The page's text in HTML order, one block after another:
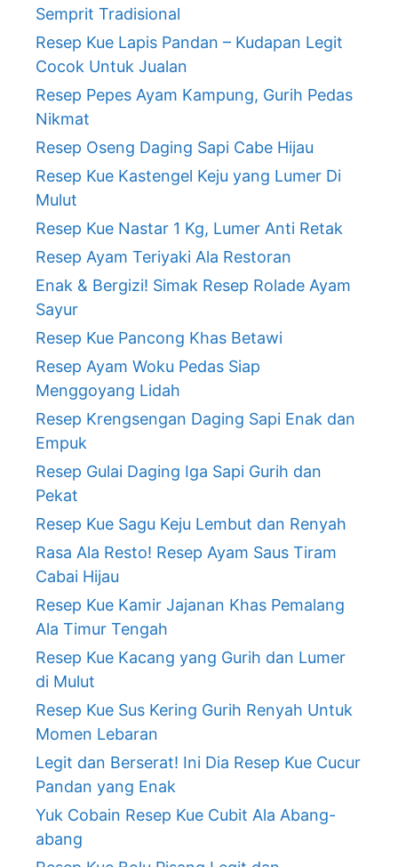
Semprit Tradisional
Resep Kue Lapis Pandan – Kudapan Legit
Cocok Untuk Jualan
Resep Pepes Ayam Kampung, Gurih Pedas
Nikmat
Resep Oseng Daging Sapi Cabe Hijau
Resep Kue Kastengel Keju yang Lumer Di
Mulut
Resep Kue Nastar 1 Kg, Lumer Anti Retak
Resep Ayam Teriyaki Ala Restoran
Enak & Bergizi! Simak Resep Rolade Ayam
Sayur
Resep Kue Pancong Khas Betawi
Resep Ayam Woku Pedas Siap
Menggoyang Lidah
Resep Krengsengan Daging Sapi Enak dan
Empuk
Resep Gulai Daging Iga Sapi Gurih dan
Pekat
Resep Kue Sagu Keju Lembut dan Renyah
Rasa Ala Resto! Resep Ayam Saus Tiram
Cabai Hijau
Resep Kue Kamir Jajanan Khas Pemalang
Ala Timur Tengah
Resep Kue Kacang yang Gurih dan Lumer
di Mulut
Resep Kue Sus Kering Gurih Renyah Untuk
Momen Lebaran
Legit dan Berserat! Ini Dia Resep Kue Cucur
Pandan yang Enak
Yuk Cobain Resep Kue Cubit Ala Abang-
abang